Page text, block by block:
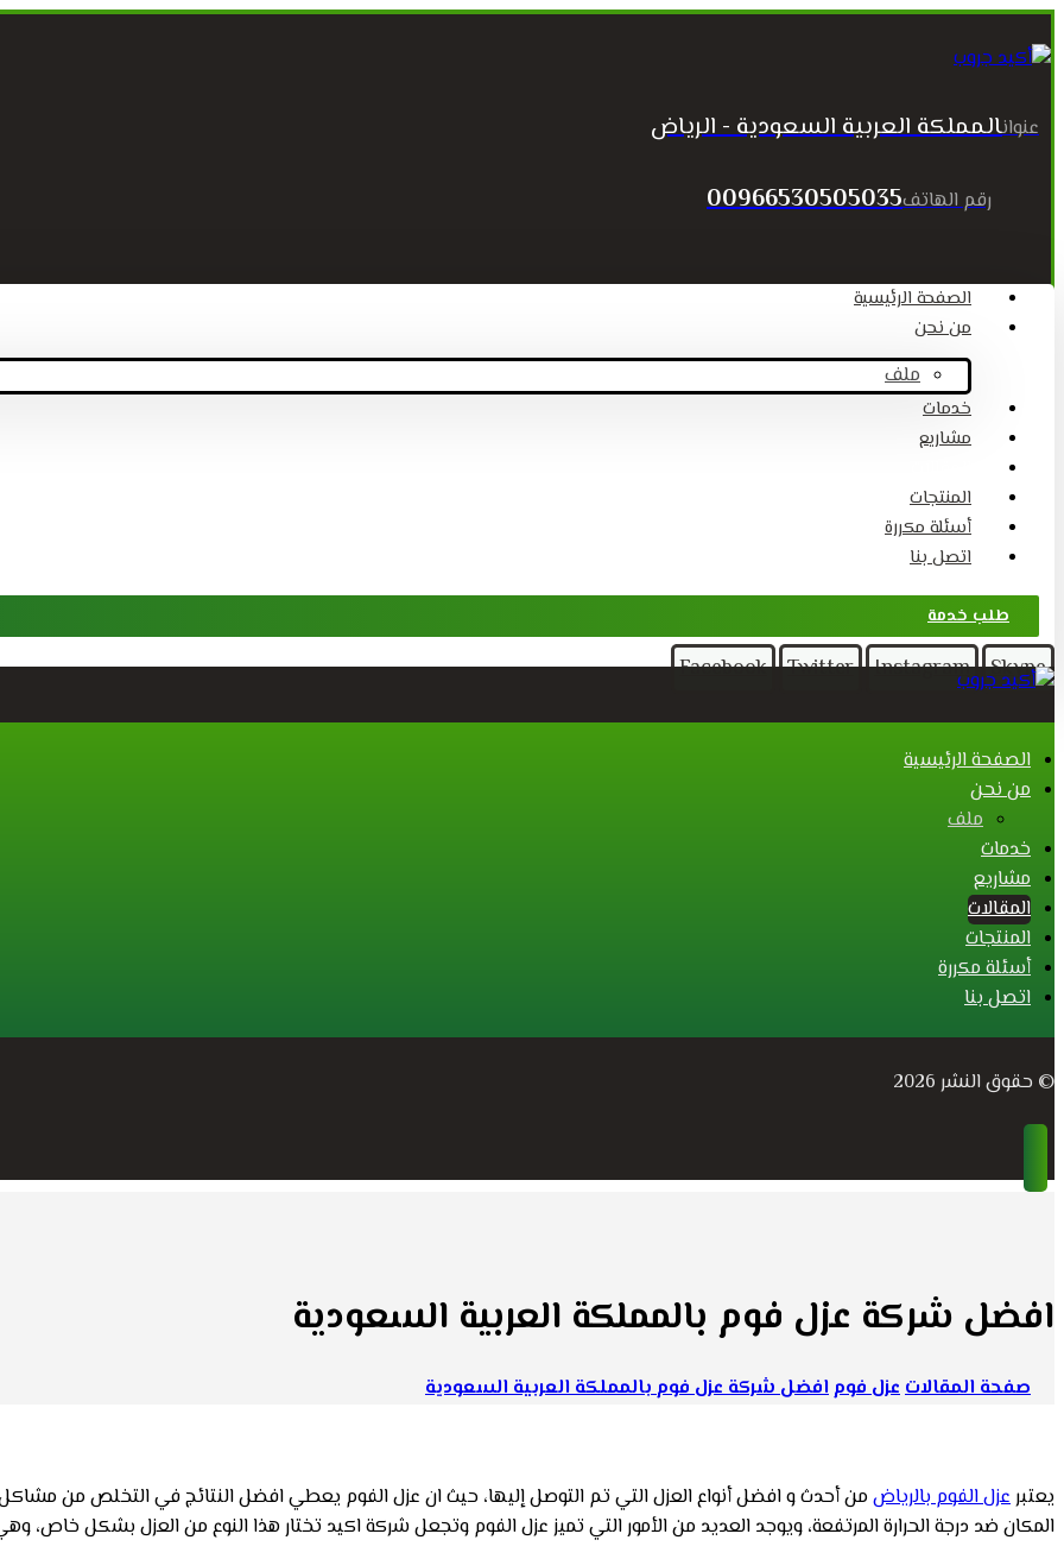
عنوانالمملكة العربية السعودية - الرياض
رقم الهاتف00966530505035
الصفحة الرئيسية
من نحن
ملف
خدمات
مشاريع
المنتجات
أسئلة مكررة
اتصل بنا
طلب خدمة
Facebook Twitter Instagram Skype
الصفحة الرئيسية
من نحن
ملف
خدمات
مشاريع
المقالات
المنتجات
أسئلة مكررة
اتصل بنا
© حقوق النشر 2026
افضل شركة عزل فوم بالمملكة العربية السعودية
صفحة المقالاتعزل فوم افضل شركة عزل فوم بالمملكة العربية السعودية
يعتبرعزل الفوم بالرياض من أحدث و افضل أنواع العزل التي تم التوصل إليها، حيث ان عزل الفوم يعطي افضل النتائج في التخلص من مشاكل
المكان ضد درجة الحرارة المرتفعة، ويوجد العديد من الأمور التي تميز عزل الفوم وتجعل شركة اكيد تختار هذا النوع من العزل بشكل خاص،